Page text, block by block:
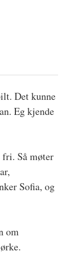
Det kunne
Eg kjende
Så møter
Sofia, og
om